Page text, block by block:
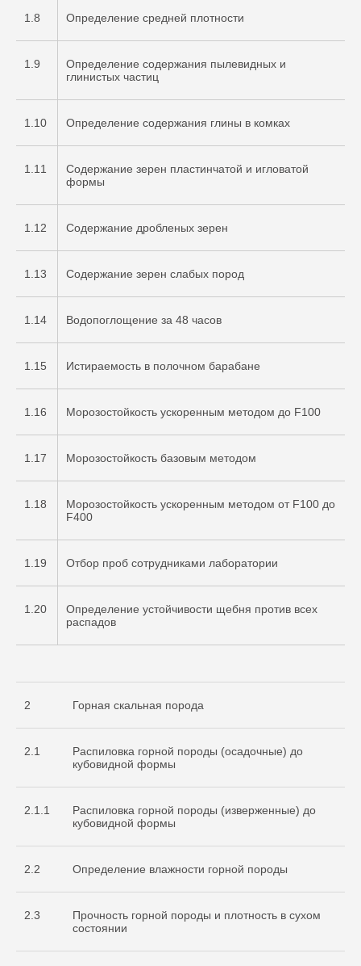
1.8 Определение средней плотности
1.9
Определение содержания пылевидных и
глинистых частиц
1.10 Определение содержания глины в комках
1.11
Содержание зерен пластинчатой и игловатой
формы
1.12 Содержание дробленых зерен
1.13 Содержание зерен слабых пород
1.14 Водопоглощение за 48 часов
1.15 Истираемость в полочном барабане
1.16 Морозостойкость ускоренным методом до F100
1.17 Морозостойкость базовым методом
1.18
Морозостойкость ускоренным методом от F100 до
F400
1.19 Отбор проб сотрудниками лаборатории
1.20
Определение устойчивости щебня против всех
распадов
2 Горная скальная порода
2.1
Распиловка горной породы (осадочные) до
кубовидной формы
2.1.1
Распиловка горной породы (изверженные) до
кубовидной формы
2.2 Определение влажности горной породы
2.3
Прочность горной породы и плотность в сухом
состоянии